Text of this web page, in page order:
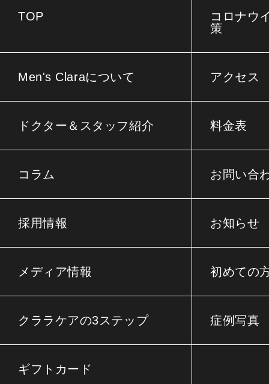
TOP
コロナウ
策
Men's Claraについて アクセス
ドクター＆スタッフ紹介 料金表
コラム お問い合
採用情報 お知らせ
メディア情報 初めての
クララケアの3ステップ 症例写真
ギフトカード